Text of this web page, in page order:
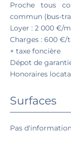
Proche tous
commun (bus-
Loyer : 2 000 €/
Charges : 600
+ taxe foncière
Dépot de
Honoraires
Surfaces
Pas